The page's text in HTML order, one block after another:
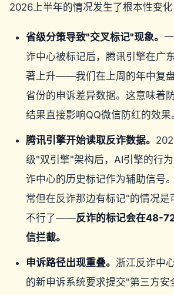
2026上半年的情况发生了根本性变化
省级分策导致"交叉标记"现象。
诈中心被标记后，腾讯引擎在广
著上升——我们在上周的年中复
省份的申诉差异数据。这意味着
结果直接影响QQ微信防红的效果
腾讯引擎开始读取反诈数据。
级"双引擎"架构后，AI引擎的行
诈中心的历史标记作为辅助信号
常但在反诈那边有标记"的情况是
不行了——反诈的标记会在48-
信拦截。
申诉路径出现重叠。 浙江反诈中
的新申诉系统要求提交"第三方